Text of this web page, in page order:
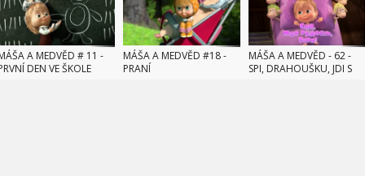
A MEDVĚD # 11 -
DEN VE ŠKOLE
MÁŠA A MEDVĚD #18 -
PRANÍ
MÁŠA A MEDVĚD - 62 -
SPI, DRAHOUŠKU, JDI S